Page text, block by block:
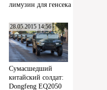
лимузин для генсека
28.05.2015 14:56
Сумасшедший
китайский солдат:
Dongfeng EQ2050